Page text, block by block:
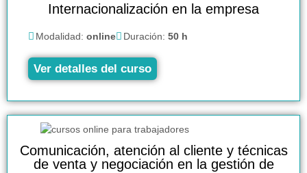
Internacionalización en la empresa
Modalidad: online Duración: 50 h
Ver detalles del curso
Comunicación, atención al cliente y técnicas
de venta y negociación en la gestión de